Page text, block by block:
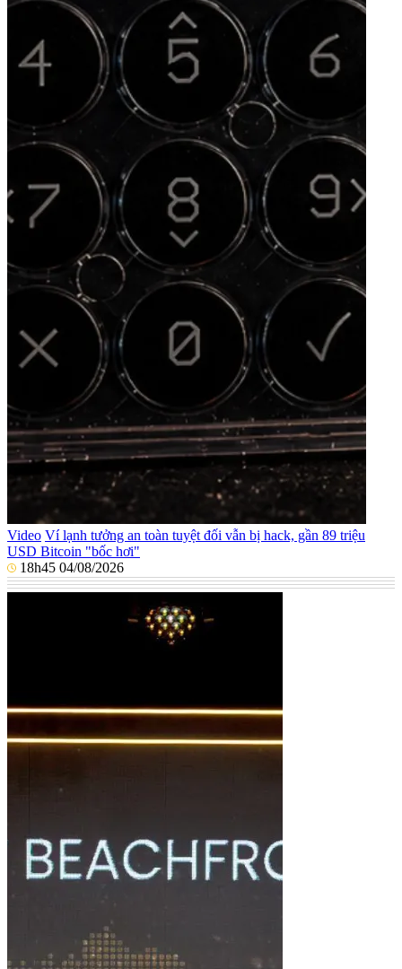
Video Ví lạnh tưởng an toàn tuyệt đối vẫn bị hack, gần 89 triệu
USD Bitcoin "bốc hơi"
18h45 04/08/2026